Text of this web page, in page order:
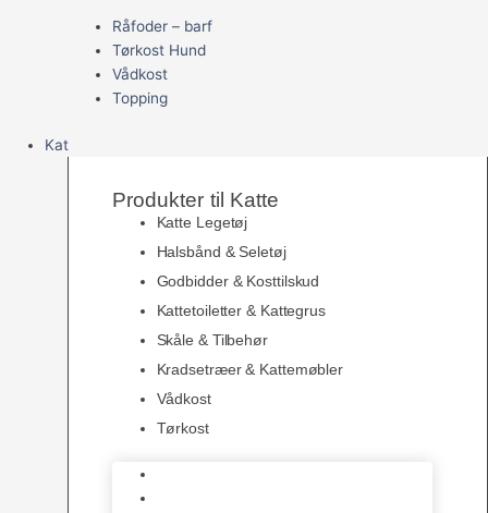
Råfoder – barf
Tørkost Hund
Vådkost
Topping
Kat
Produkter til Katte
Katte Legetøj
Halsbånd & Seletøj
Godbidder & Kosttilskud
Kattetoiletter & Kattegrus
Skåle & Tilbehør
Kradsetræer & Kattemøbler
Vådkost
Tørkost